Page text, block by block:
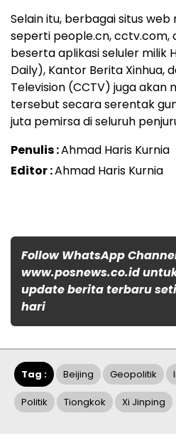
Selain itu, berbagai situs
seperti people.cn, cctv.com,
beserta aplikasi seluler milik
Daily), Kantor Berita Xinhua,
Television (CCTV) juga akan
tersebut secara serentak
juta pemirsa di seluruh
Penulis :Ahmad Haris Kurnia
Editor :Ahmad Haris Kurnia
Follow WhatsApp
www.posnews.co.id
update berita terbaru
hari
Tag : Beijing Geopolitik
Politik Tiongkok Xi Jinping